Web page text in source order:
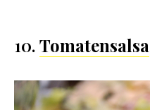
10.Tomatensalsa